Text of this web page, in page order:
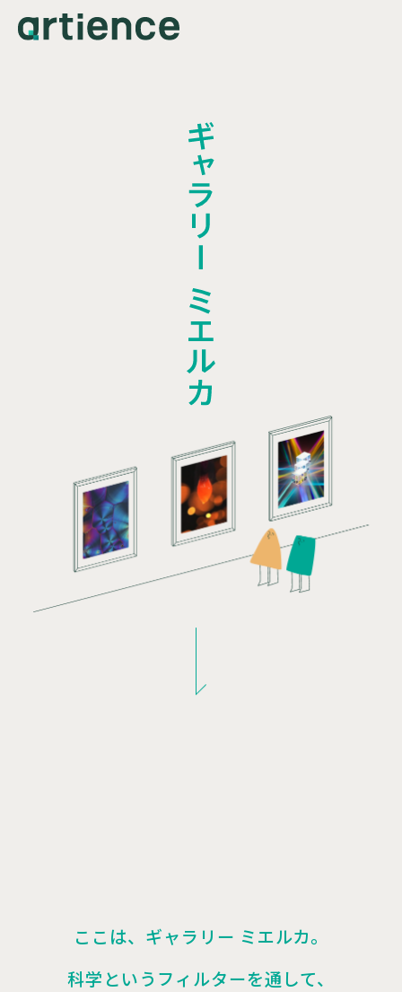
ここは、ギャラリー ミエルカ。
科学というフィルターを通して、